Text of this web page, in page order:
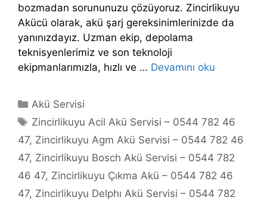
bozmadan sorununuzu çözüyoruz. Zincirlikuyu
Akücü olarak, akü şarj gereksinimlerinizde da
yanınızdayız. Uzman ekip, depolama
teknisyenlerimiz ve son teknoloji
ekipmanlarımızla, hızlı ve … Devamını oku
Kategoriler
Akü Servisi
Etiketler
Zincirlikuyu Acil Akü Servisi – 0544 782 46
47, Zincirlikuyu Agm Akü Servisi – 0544 782 46
47, Zincirlikuyu Bosch Akü Servisi – 0544 782
46 47, Zincirlikuyu Çıkma Akü – 0544 782 46
47, Zincirlikuyu Delphı Akü Servisi – 0544 782